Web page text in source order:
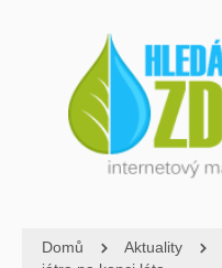
Domů Aktuality